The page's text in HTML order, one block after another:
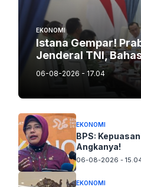
EKONOMI
Istana Gempar!
Jenderal TNI,
06-08-2026 - 17.04
EKONOMI
BPS:
Angkanya!
06-08-2026 -
EKONOMI